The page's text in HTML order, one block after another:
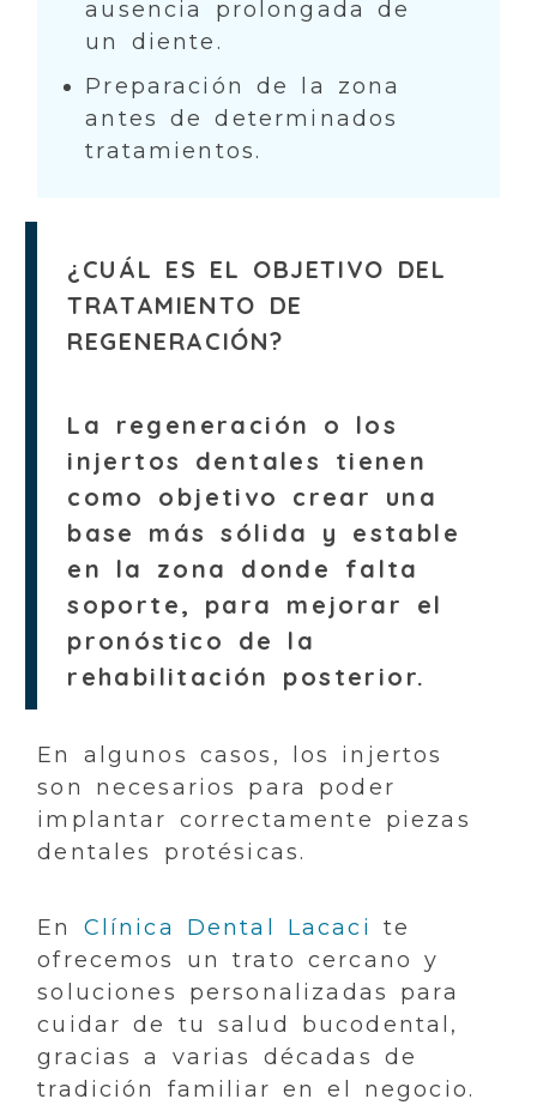
ausencia prolongada de
un diente.
Preparación de la zona
antes de determinados
tratamientos.
¿CUÁL ES EL OBJETIVO DEL
TRATAMIENTO DE
REGENERACIÓN?
La regeneración o los
injertos dentales
tienen
como objetivo crear una
base más sólida y estable
en la zona donde falta
soporte, para mejorar el
pronóstico de la
rehabilitación posterior.
En algunos casos, los injertos
son necesarios para poder
implantar correctamente piezas
dentales protésicas.
En Clínica Dental Lacaci
te
ofrecemos un trato cercano y
soluciones personalizadas para
cuidar de tu salud bucodental,
gracias a varias décadas de
tradición familiar en el negocio.